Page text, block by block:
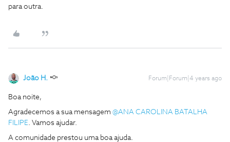
para outra.
João H. Forum|Forum|4 years ago
Boa noite,
Agradecemos a sua mensagem @ANA CAROLINA BATALHA
FILIPE. Vamos ajudar.
A comunidade prestou uma boa ajuda.